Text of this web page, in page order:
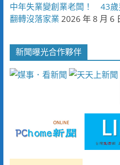
中年失業變創業老闆！ 43歲
翻轉沒落家業 2026 年 8 月 6
新聞曝光合作夥伴